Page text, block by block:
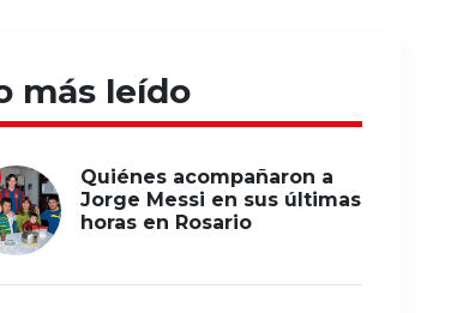
más leído
Quiénes acompañaron a
Jorge Messi en sus últimas
horas en Rosario